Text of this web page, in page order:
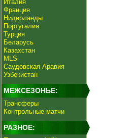
Италия
Франция
Нидерланды
Португалия
Турция
Беларусь
Казахстан
MLS
Саудовская Аравия
Узбекистан
МЕЖСЕЗОНЬЕ:
Трансферы
Контрольные матчи
РАЗНОЕ: